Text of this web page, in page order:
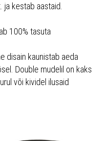
ja kestab aastaid.
100% tasuta
disain kaunistab aeda
Double mudelil on kaks
või kividel ilusaid